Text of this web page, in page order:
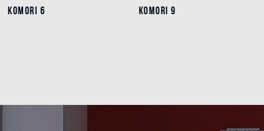
KOMORI 6
KOMORI 6 KOMORI 9
KOMORI 9